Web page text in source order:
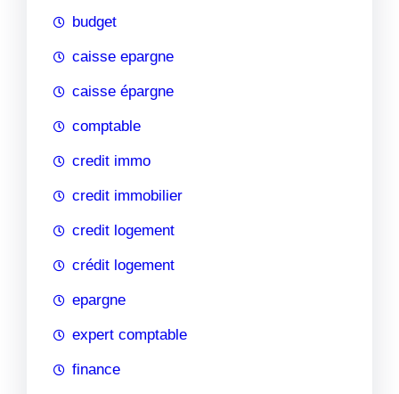
budget
caisse epargne
caisse épargne
comptable
credit immo
credit immobilier
credit logement
crédit logement
epargne
expert comptable
finance